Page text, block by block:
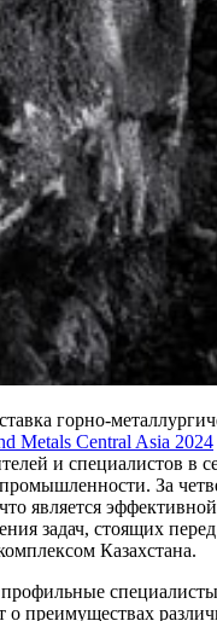
горно-
Metals Central Asia 2024
и специалистов в
За
является
задач, стоящих
Казахстана.
о преимуществах